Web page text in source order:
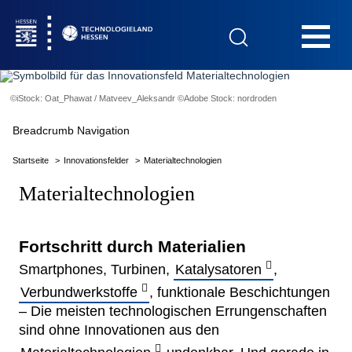
Startseite
Innovationsfelder
Beratung & Förderung
©iStock: Oat_Phawat / Matveev_Aleksandr ©Adobe Stock: nordroden
Breadcrumb Navigation
Startseite Innovationsfelder Materialtechnologien
Materialtechnologien
Fortschritt durch Materialien
Smartphones, Turbinen, Katalysatoren
,
Verbundwerkstoffe
, funktionale Beschichtungen
– Die meisten technologischen Errungenschaften
sind ohne Innovationen aus den